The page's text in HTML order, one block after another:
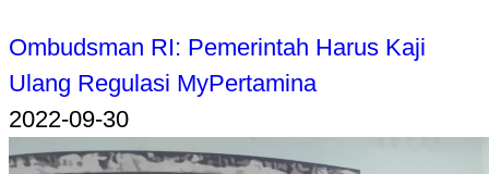
Ombudsman RI: Pemerintah Harus Kaji
Ulang Regulasi MyPertamina
2022-09-30